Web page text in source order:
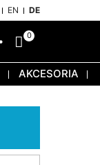
EN DE
0
AKCESORIA